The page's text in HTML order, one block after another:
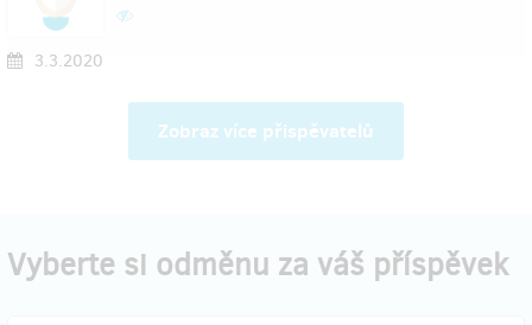
3.3.2020
Zobraz více přispěvatelů
Vyberte si odměnu za váš příspěvek